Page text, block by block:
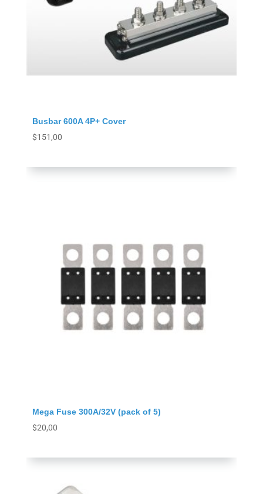
Busbar 600A 4P+ Cover
$151,00
Mega Fuse 300A/32V (pack of 5)
$20,00